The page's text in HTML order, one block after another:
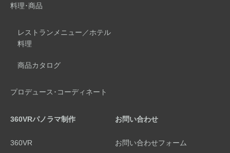
料理･商品
レストランメニュー／ホテル
料理
商品カタログ
プロデュース･コーディネート
360VRパノラマ制作
360VR
お問い合わせ
お問い合わせフォーム